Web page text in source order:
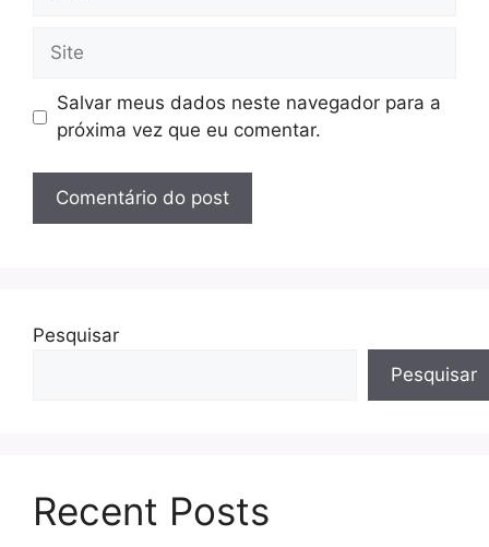
Site
Salvar meus dados neste navegador para a
próxima vez que eu comentar.
Pesquisar
Pesquisar
Recent Posts